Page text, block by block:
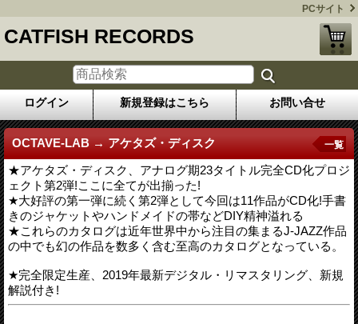
PCサイト
CATFISH RECORDS
ログイン 新規登録はこちら お問い合せ
OCTAVE-LAB → アケタズ・ディスク
★アケタズ・ディスク、アナログ期23タイトル完全CD化プロジ
ェクト第2弾!ここに全てが出揃った!
★大好評の第一弾に続く第2弾として今回は11作品がCD化!手書
きのジャケットやハンドメイドの帯などDIY精神溢れる
★これらのカタログは近年世界中から注目の集まるJ-JAZZ作品
の中でも幻の作品を数多く含む至高のカタログとなっている。
★完全限定生産、2019年最新デジタル・リマスタリング、新規
解説付き!
一覧